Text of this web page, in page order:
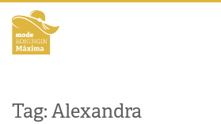
Tag: Alexandra